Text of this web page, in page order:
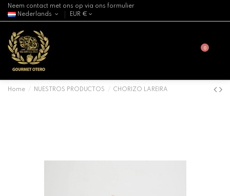
Neem contact met ons op via ons formulier
Nederlands
EUR €
0
Home NUESTROS PRODUCTOS CHORIZO LAREIRA